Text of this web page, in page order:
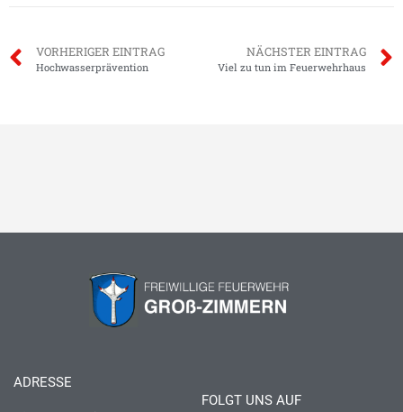
VORHERIGER EINTRAG
Hochwasserprävention
NÄCHSTER EINTRAG
Viel zu tun im Feuerwehrhaus
ADRESSE
FOLGT UNS AUF